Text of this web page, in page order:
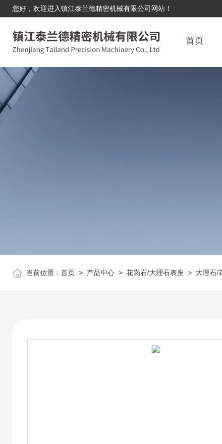
您好，欢迎进入镇江泰兰德精密机械有限公司网站！
首页
当前位置： 首页 > 产品中心 > 花岗石/大理石表座 > 大理石/